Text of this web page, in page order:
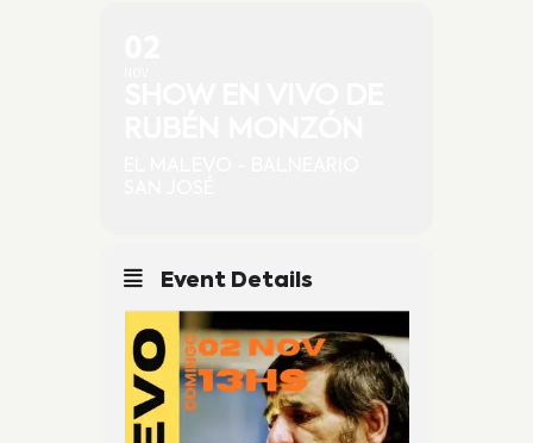
Event Details